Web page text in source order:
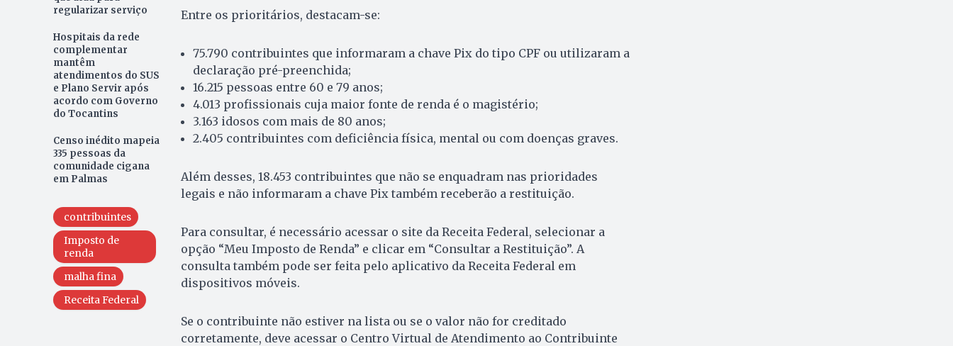
regularizar serviço
Hospitais da rede
complementar
mantêm
atendimentos do SUS
e Plano Servir após
acordo com Governo
do Tocantins
Censo inédito mapeia
335 pessoas da
comunidade cigana
em Palmas
contribuintes
Imposto de
renda
malha fina
Receita Federal
Entre os prioritários, destacam-se:
75.790 contribuintes que informaram a chave Pix do tipo CPF ou utilizaram a
declaração pré-preenchida;
16.215 pessoas entre 60 e 79 anos;
4.013 profissionais cuja maior fonte de renda é o magistério;
3.163 idosos com mais de 80 anos;
2.405 contribuintes com deficiência física, mental ou com doenças graves.
Além desses, 18.453 contribuintes que não se enquadram nas prioridades
legais e não informaram a chave Pix também receberão a restituição.
Para consultar, é necessário acessar o site da Receita Federal, selecionar a
opção “Meu Imposto de Renda” e clicar em “Consultar a Restituição”. A
consulta também pode ser feita pelo aplicativo da Receita Federal em
dispositivos móveis.
Se o contribuinte não estiver na lista ou se o valor não for creditado
corretamente, deve acessar o Centro Virtual de Atendimento ao Contribuinte